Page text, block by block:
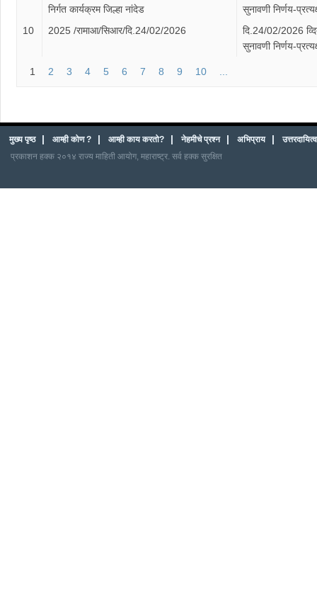
निर्गत कार्यक्रम जिल्हा नांदेड
सुनावणी निर्णय-
10
2025 /रामाआ/सिआर/दि.24/02/2026
दि.24/02/2026
सुनावणी निर्णय-
1 2 3 4 5 6 7 8 9 10
मुख्य पृष्ठ | आम्ही कोण ? | आम्ही काय करतो? | नेहमीचे प्रश्न | अभिप्राय |
प्रकाशन हक्क २०१४ राज्य माहिती आयोग, महाराष्ट्र. सर्व हक्क सुरक्षित